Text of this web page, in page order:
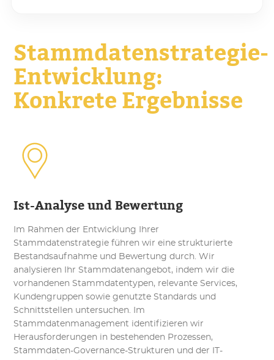
Stammdatenstrategie-
Entwicklung:
Konkrete Ergebnisse
Ist-Analyse und Bewertung
Im Rahmen der Entwicklung Ihrer
Stammdatenstrategie führen wir eine strukturierte
Bestandsaufnahme und Bewertung durch. Wir
analysieren Ihr Stammdatenangebot, indem wir die
vorhandenen Stammdatentypen, relevante Services,
Kundengruppen sowie genutzte Standards und
Schnittstellen untersuchen. Im
Stammdatenmanagement identifizieren wir
Herausforderungen in bestehenden Prozessen,
Stammdaten-Governance-Strukturen und der IT-